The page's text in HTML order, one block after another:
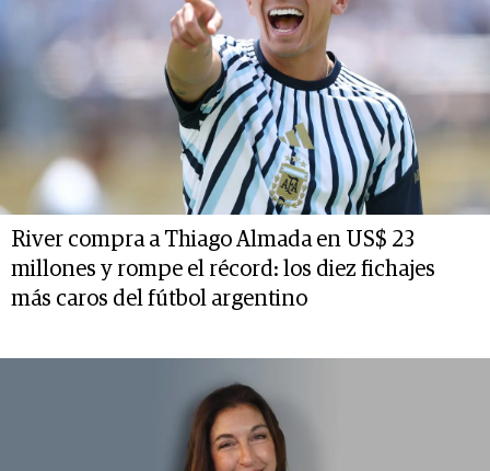
River compra a Thiago Almada en US$ 23
millones y rompe el récord: los diez fichajes
más caros del fútbol argentino